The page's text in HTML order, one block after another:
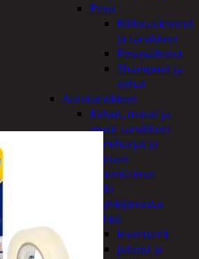
Pesu
Kiillotuskoneet
ja tarvikkeet
Pesuvälineet
Shampoot ja
vahat
Autotarvikkeet
Kalvot, matot ja
muut tarvikkeet
Lumiharjat ja
peitteet
Lämmittimet
Peilit
Pyyhkijänsulat
Sähkö
Invertterit
Johdot ja